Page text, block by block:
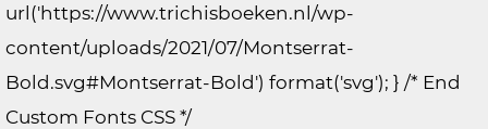
url('https://www.trichisboeken.nl/wp-
content/uploads/2021/07/Montserrat-
Bold.svg#Montserrat-Bold') format('svg'); } /* End
Custom Fonts CSS */